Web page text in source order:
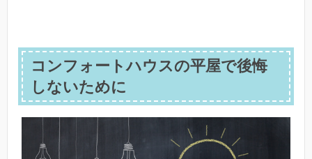
コンフォートハウスの平屋で後悔
しないために